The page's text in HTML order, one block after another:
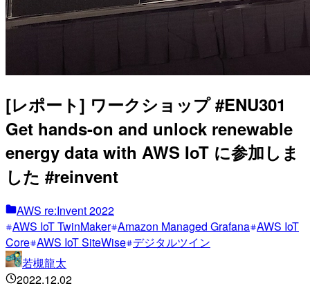
[レポート] ワークショップ #ENU301
Get hands-on and unlock renewable
energy data with AWS IoT に参加しま
した #reinvent
AWS re:Invent 2022
AWS IoT TwinMaker Amazon Managed Grafana AWS IoT
Core AWS IoT SiteWise デジタルツイン
若槻龍太
2022.12.02